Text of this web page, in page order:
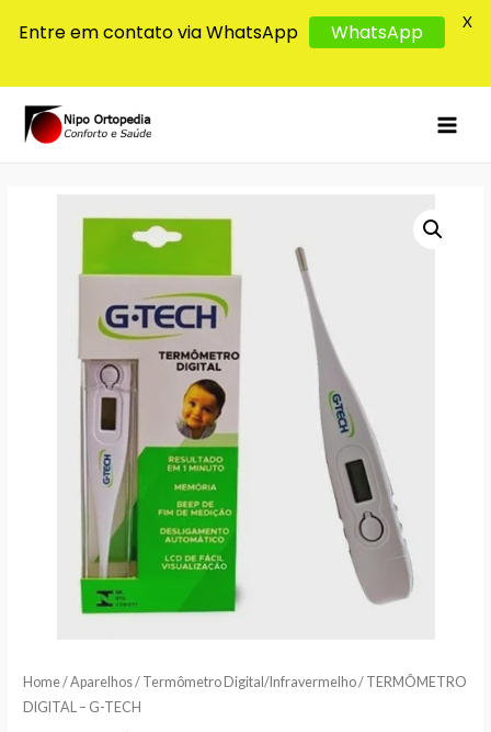
Home/Aparelhos/ Termômetro Digital/Infravermelho/ TERMÔMETRO
DIGITAL – G-TECH
Entre em contato via WhatsApp WhatsApp X